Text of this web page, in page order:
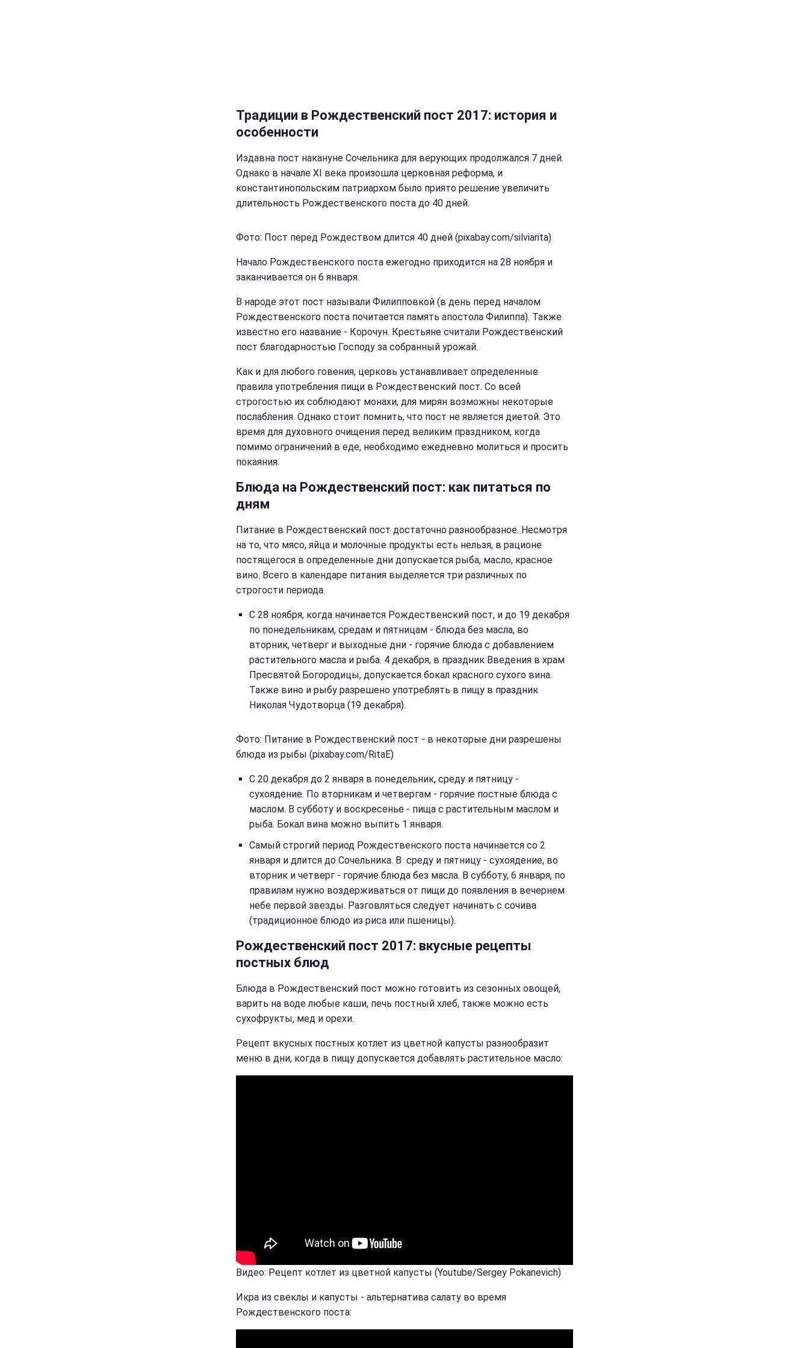
Традиции в Рождественский пост 2017: история и
особенности
Издавна пост накануне Сочельника для верующих продолжался 7 дней.
Однако в начале ХI века произошла церковная реформа, и
константинопольским патриархом было приято решение увеличить
длительность Рождественского поста до 40 дней.
Фото: Пост перед Рождеством длится 40 дней (pixabay.com/silviarita)
Начало Рождественского поста ежегодно приходится на 28 ноября и
заканчивается он 6 января.
В народе этот пост называли Филипповкой (в день перед началом
Рождественского поста почитается память апостола Филиппа). Также
известно его название - Корочун. Крестьяне считали Рождественский
пост благодарностью Господу за собранный урожай.
Как и для любого говения, церковь устанавливает определенные
правила употребления пищи в Рождественский пост. Со всей
строгостью их соблюдают монахи, для мирян возможны некоторые
послабления. Однако стоит помнить, что пост не является диетой. Это
время для духовного очищения перед великим праздником, когда
помимо ограничений в еде, необходимо ежедневно молиться и просить
покаяния.
Блюда на Рождественский пост: как питаться по
дням
Питание в Рождественский пост достаточно разнообразное. Несмотря
на то, что мясо, яйца и молочные продукты есть нельзя, в рационе
постящегося в определенные дни допускается рыба, масло, красное
вино. Всего в календаре питания выделяется три различных по
строгости периода.
С 28 ноября, когда начинается Рождественский пост, и до 19 декабря
по понедельникам, средам и пятницам - блюда без масла, во
вторник, четверг и выходные дни - горячие блюда с добавлением
растительного масла и рыба. 4 декабря, в праздник Введения в храм
Пресвятой Богородицы, допускается бокал красного сухого вина.
Также вино и рыбу разрешено употреблять в пищу в праздник
Николая Чудотворца (19 декабря).
Фото: Питание в Рождественский пост - в некоторые дни разрешены
блюда из рыбы (pixabay.com/RitaE)
С 20 декабря до 2 января в понедельник, среду и пятницу -
сухоядение. По вторникам и четвергам - горячие постные блюда с
маслом. В субботу и воскресенье - пища с растительным маслом и
рыба. Бокал вина можно выпить 1 января.
Самый строгий период Рождественского поста начинается со 2
января и длится до Сочельника. В среду и пятницу - сухоядение, во
вторник и четверг - горячие блюда без масла. В субботу, 6 января, по
правилам нужно воздерживаться от пищи до появления в вечернем
небе первой звезды. Разговляться следует начинать с сочива
(традиционное блюдо из риса или пшеницы).
Рождественский пост 2017: вкусные рецепты
постных блюд
Блюда в Рождественский пост можно готовить из сезонных овощей,
варить на воде любые каши, печь постный хлеб, также можно есть
сухофрукты, мед и орехи.
Рецепт вкусных постных котлет из цветной капусты разнообразит
меню в дни, когда в пищу допускается добавлять растительное масло:
Видео: Рецепт котлет из цветной капусты (Youtube/Sergey Pokanevich)
Икра из свеклы и капусты - альтернатива салату во время
Рождественского поста: